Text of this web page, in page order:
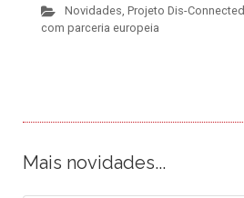
Novidades, Projeto Dis-Connected
com parceria europeia
Mais novidades...